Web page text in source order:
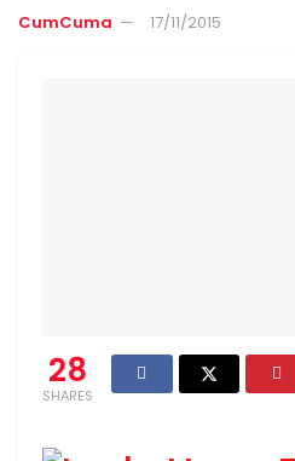
CumCuma 17/11/2015
28
SHARES